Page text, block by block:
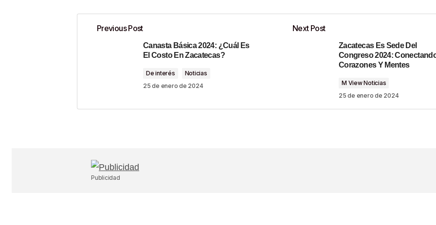
Tu dirección de correo electrónico no será publicada. Los campos obligatorios están marcados con
Guardar Mi Nombre, Correo Electrónico Y Sitio Web
En Este Navegador Para La Próxima Vez Que
Haga Un Comentario.
Previous Post
Canasta Básica 2024: ¿Cuál Es
El Costo En Zacatecas?
De interés
Noticias
25 de enero de 2024
Next Post
Zacatecas Es Sede Del
Congreso 2024:
Corazones Y Mentes
M View Noticias
25 de enero de 2024
Publicidad